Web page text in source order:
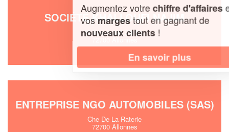
SOCIÉTÉ KHALLOUFI NAJIM
10 Boulevard D'anjou
72700 Allonnes
ENTREPRISE NGO AUTOMOBILES (SAS)
Che De La Raterie
72700 Allonnes
Augmentez votrechiffre d'affaireset
vos margestout en gagnant de
nouveaux clients!
En savoir plus